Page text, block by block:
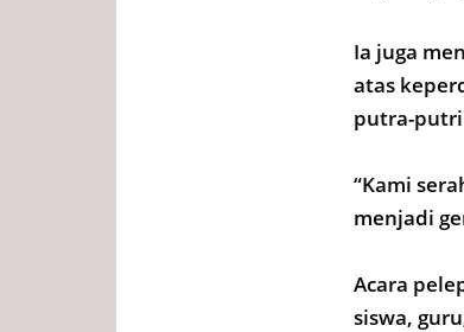
Ia juga
atas
putra-
“Kami
menjadi
Acara
siswa,